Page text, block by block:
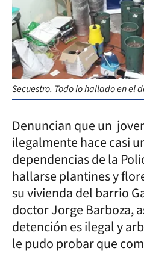
Secuestro. Todo lo hallado en el
Denuncian que un
ilegalmente hace casi
dependencias de la
hallarse plantines y
su vivienda del barrio
doctor Jorge Barboza,
detención es ilegal y
le pudo probar que